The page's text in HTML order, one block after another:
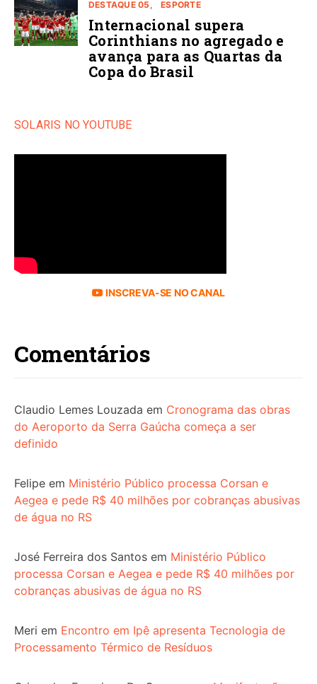
DESTAQUE 05 ESPORTE
Internacional supera
Corinthians no agregado e
avança para as Quartas da
Copa do Brasil
SOLARIS NO YOUTUBE
INSCREVA-SE NO CANAL
Comentários
Claudio Lemes Louzada em Cronograma das obras
do Aeroporto da Serra Gaúcha começa a ser
definido
Felipe em Ministério Público processa Corsan e
Aegea e pede R$ 40 milhões por cobranças abusivas
de água no RS
José Ferreira dos Santos em Ministério Público
processa Corsan e Aegea e pede R$ 40 milhões por
cobranças abusivas de água no RS
Meri em Encontro em Ipê apresenta Tecnologia de
Processamento Térmico de Resíduos